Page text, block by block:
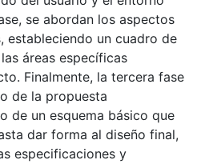
se abordan los aspectos
estableciendo un cuadro de
áreas específicas
Finalmente, la tercera fase
de la propuesta
de un esquema básico que
dar forma al diseño final,
especificaciones y